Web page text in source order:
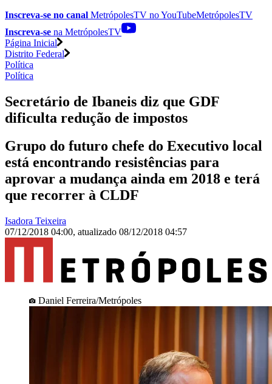
Inscreva-se no canal MetrópolesTV noYouTubeMetrópolesTV
Inscreva-se na MetrópolesTV
Página Inicial
Distrito Federal
Política
Política
Secretário de Ibaneis diz que GDF
dificulta redução de impostos
Grupo do futuro chefe do Executivo local
está encontrando resistências para
aprovar a mudança ainda em 2018 e terá
que recorrer à CLDF
Isadora Teixeira
07/12/2018 04:00, atualizado 08/12/2018 04:57
Daniel Ferreira/Metrópoles